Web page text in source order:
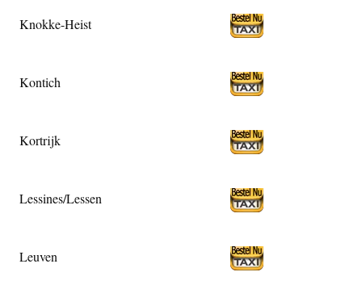
Knokke-Heist
Kontich
Kortrijk
Lessines/Lessen
Leuven